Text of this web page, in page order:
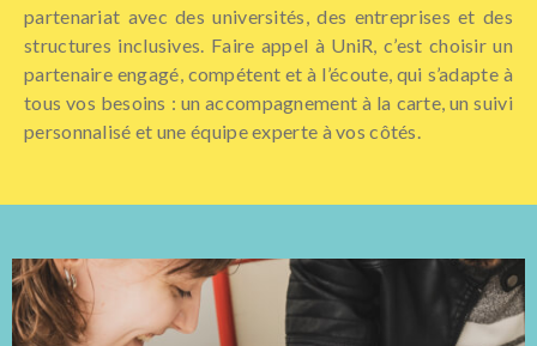
partenariat avec des universités, des entreprises et des
structures inclusives. Faire appel à UniR, c’est choisir un
partenaire engagé, compétent et à l’écoute, qui s’adapte à
tous vos besoins : un accompagnement à la carte, un suivi
personnalisé et une équipe experte à vos côtés.